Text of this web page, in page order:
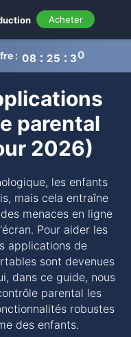
Acheter
: 08 25 30
parental
2026)
les enfants
mais cela entraîne
menaces en ligne
Pour aider les
applications de
sont devenues
dans ce guide, nous
parental les
robustes
des enfants.